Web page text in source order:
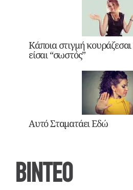
Κάποια στιγμή
είσαι “σωστός”
Αυτό Σταματάει Εδώ
ΒΙΝΤΕΟ